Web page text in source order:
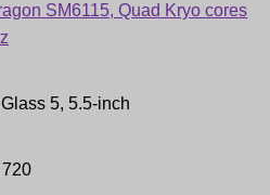
SM6115, Quad Kryo cores
5, 5.5-inch